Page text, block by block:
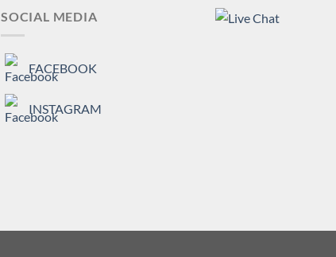
SOCIAL MEDIA
FACEBOOK
INSTAGRAM